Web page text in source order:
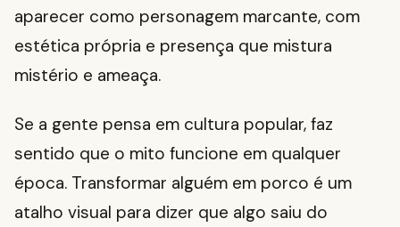
aparecer como personagem marcante, com
estética própria e presença que mistura
mistério e ameaça.
Se a gente pensa em cultura popular, faz
sentido que o mito funcione em qualquer
época. Transformar alguém em porco é um
atalho visual para dizer que algo saiu do